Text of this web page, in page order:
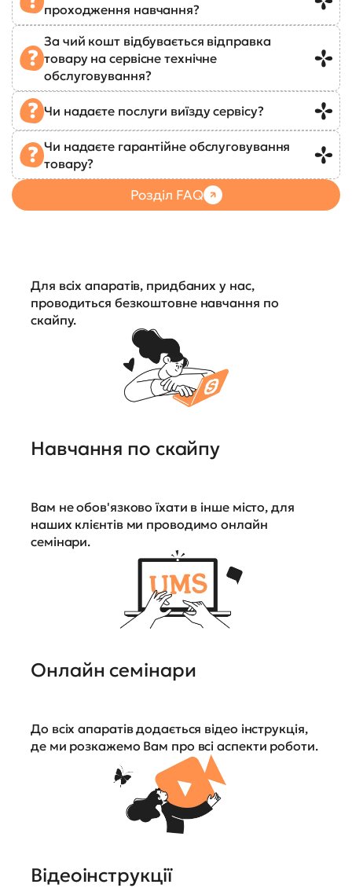
проходження навчання?
За чий кошт відбувається відправка
товару на сервісне технічне
обслуговування?
Чи надаєте послуги виїзду сервісу?
Чи надаєте гарантійне обслуговування
товару?
Розділ FAQ
Для всіх апаратів, придбаних у нас,
проводиться безкоштовне навчання по
скайпу.
Навчання по скайпу
Вам не обов'язково їхати в інше місто, для
наших клієнтів ми проводимо онлайн
семінари.
Онлайн семінари
До всіх апаратів додається відео інструкція,
де ми розкажемо Вам про всі аспекти роботи.
Відеоінструкції